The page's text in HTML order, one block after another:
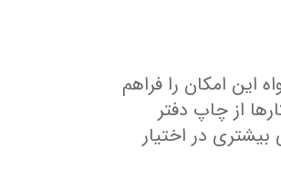
این امکان را فراهم
از چاپ دفتر
در اختیار